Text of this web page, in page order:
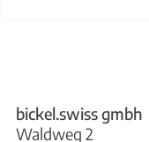
bickel.swiss gmbh
Waldweg 2